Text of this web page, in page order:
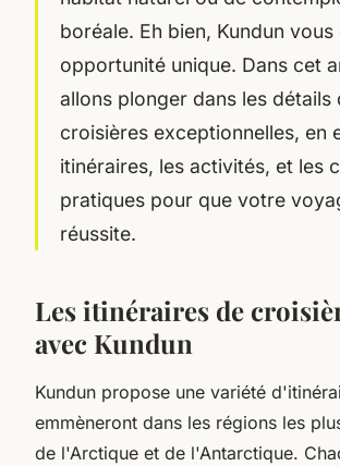
boréale. Eh bien, Kundun
opportunité unique. Dans cet
allons plonger dans les détails
croisières exceptionnelles, en
itinéraires, les activités, et les
pratiques pour que votre
réussite.
Les itinéraires de
avec Kundun
Kundun propose une variété
emmèneront dans les régions les
de l'Arctique et de l'Antarctique.